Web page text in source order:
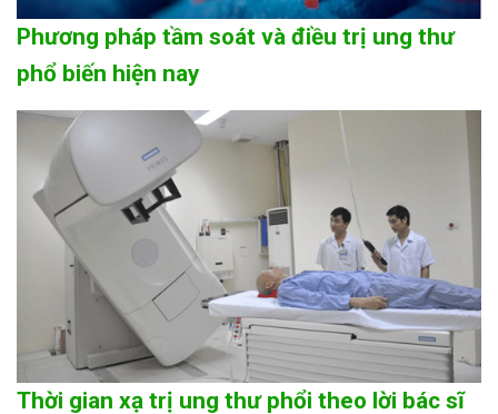
Phương pháp tầm soát và điều trị ung thư
phổ biến hiện nay
Thời gian xạ trị ung thư phổi theo lời bác sĩ